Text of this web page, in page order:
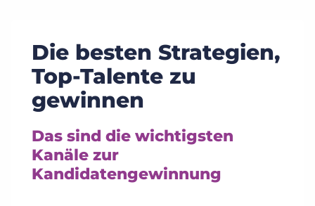
Die besten Strategien,
Top-Talente zu
gewinnen
Das sind die wichtigsten
Kanäle zur
Kandidatengewinnung